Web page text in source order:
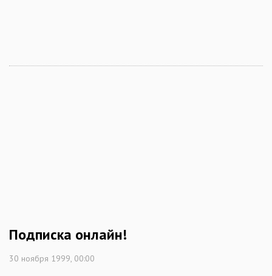
Подписка онлайн!
30 ноября 1999, 00:00